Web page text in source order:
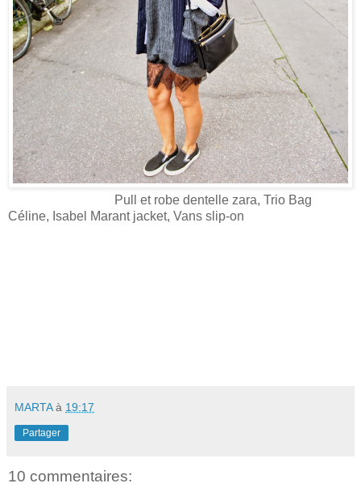
Pull et robe dentelle zara, Trio Bag
Céline, Isabel Marant jacket, Vans slip-on
MARTA à 19:17
Partager
10 commentaires: